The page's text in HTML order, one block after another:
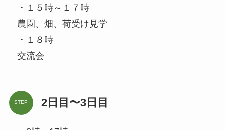
・１５時～１７時
農園、畑、荷受け見学
・１８時
交流会
STEP 2日目〜3日目